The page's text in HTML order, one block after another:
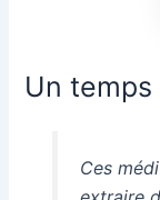
Un
Ces